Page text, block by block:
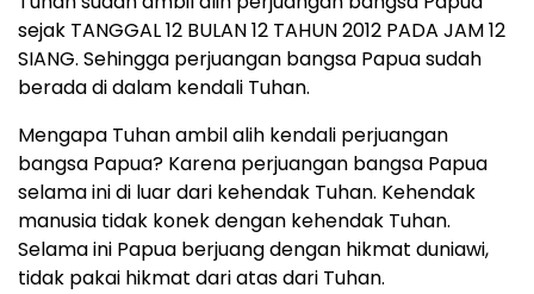
sejak TANGGAL 12 BULAN 12 TAHUN 2012 PADA JAM 12
SIANG. Sehingga perjuangan bangsa Papua sudah
berada di dalam kendali Tuhan.
Mengapa Tuhan ambil alih kendali perjuangan
bangsa Papua? Karena perjuangan bangsa Papua
selama ini di luar dari kehendak Tuhan. Kehendak
manusia tidak konek dengan kehendak Tuhan.
Selama ini Papua berjuang dengan hikmat duniawi,
tidak pakai hikmat dari atas dari Tuhan.